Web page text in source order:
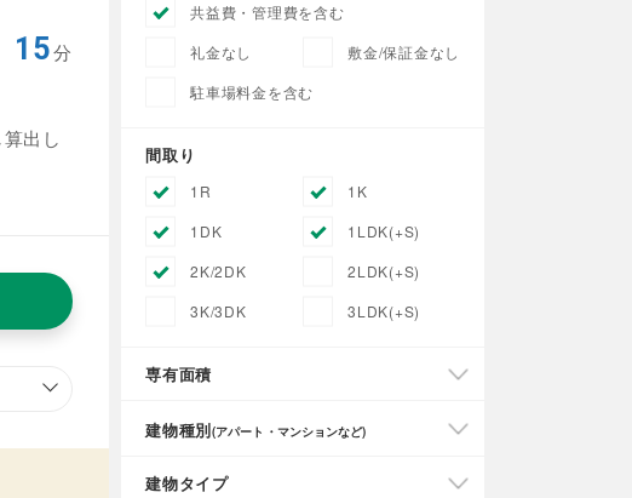
15分
出し
共益費・管理費を含む
礼金なし
敷金/保証金なし
駐車場料金を含む
間取り
1R
1K
1DK
1LDK(+S)
2K/2DK
2LDK(+S)
3K/3DK
3LDK(+S)
専有面積
建物種別(アパート・マンションなど)
建物タイプ